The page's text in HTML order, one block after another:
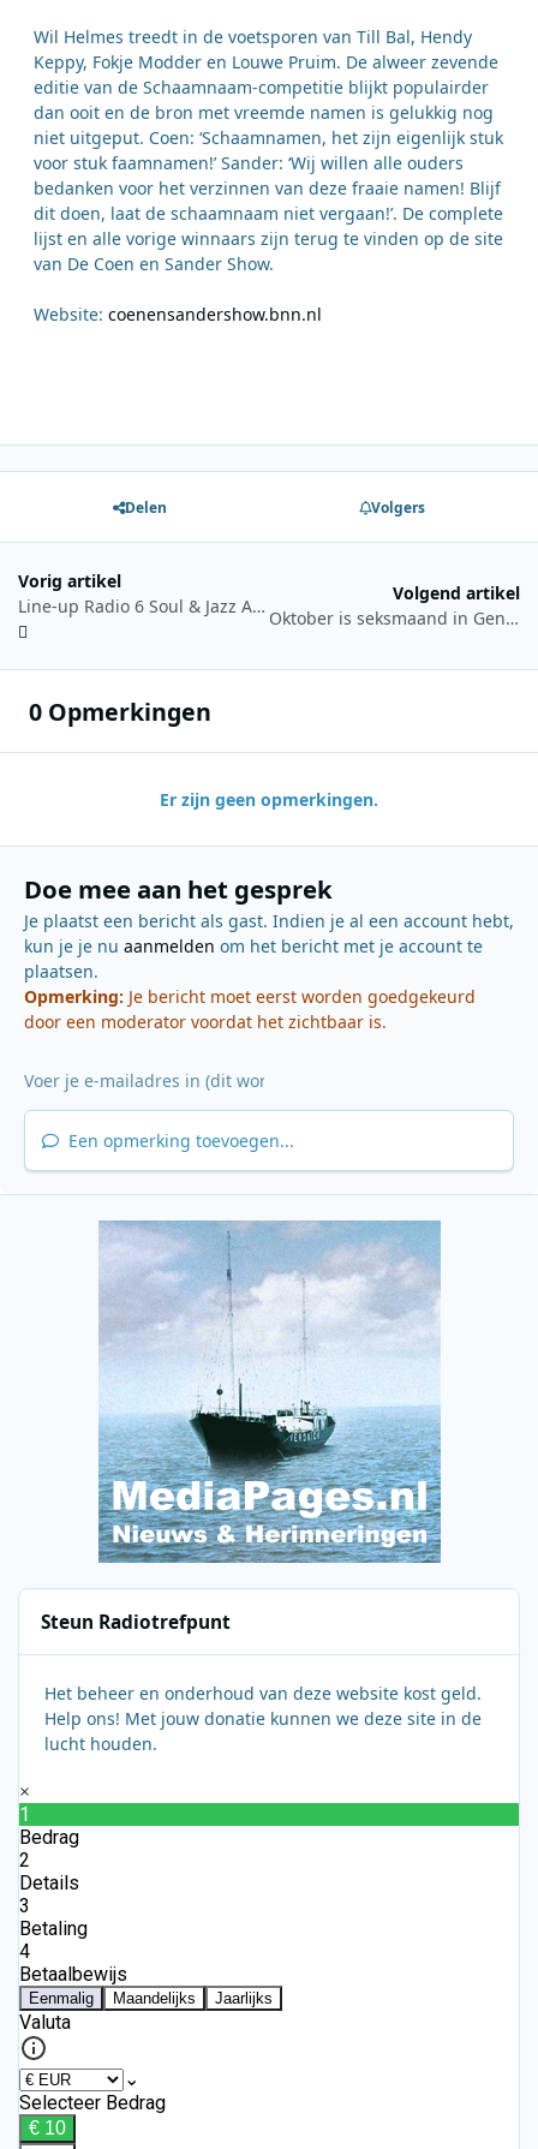
Wil Helmes treedt in de voetsporen van Till Bal, Hendy
Keppy, Fokje Modder en Louwe Pruim. De alweer zevende
editie van de Schaamnaam-competitie blijkt populairder
dan ooit en de bron met vreemde namen is gelukkig nog
niet uitgeput. Coen: ‘Schaamnamen, het zijn eigenlijk stuk
voor stuk faamnamen!’ Sander: ‘Wij willen alle ouders
bedanken voor het verzinnen van deze fraaie namen! Blijf
dit doen, laat de schaamnaam niet vergaan!’. De complete
lijst en alle vorige winnaars zijn terug te vinden op de site
van De Coen en Sander Show.
Website: coenensandershow.bnn.nl
Delen Volgers
Vorig artikel
Line-up Radio 6 Soul & Jazz Awards bekend‏
Volgend artikel
Oktober is seksmaand in Generation M
0 Opmerkingen
Er zijn geen opmerkingen.
Doe mee aan het gesprek
Je plaatst een bericht als gast. Indien je al een account hebt,
kun je je nu aanmelden om het bericht met je account te
plaatsen.
Opmerking: Je bericht moet eerst worden goedgekeurd
door een moderator voordat het zichtbaar is.
Een opmerking toevoegen...
Steun Radiotrefpunt
Het beheer en onderhoud van deze website kost geld.
Help ons! Met jouw donatie kunnen we deze site in de
lucht houden.